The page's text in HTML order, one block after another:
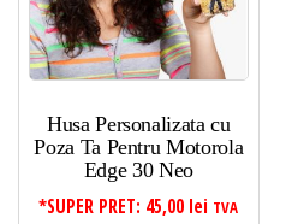
Husa Personalizata cu
Poza Ta Pentru Motorola
Edge 30 Neo
*SUPER PRET: 45,00 lei TVA